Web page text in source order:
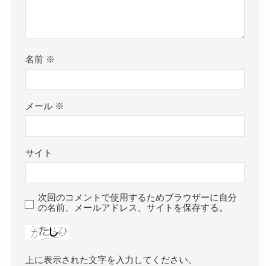
名前 ※
メール ※
サイト
次回のコメントで使用するためブラウザーに自分
の名前、メールアドレス、サイトを保存する。
上に表示された文字を入力してください。